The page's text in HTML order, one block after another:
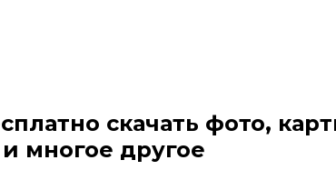
скачать фото,
многое другое